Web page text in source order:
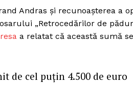
Andras și recunoașterea a
„Retrocedărilor de
a relatat că această sumă se
de cel puțin 4.500 de euro